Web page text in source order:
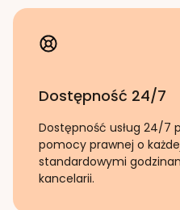
Dostępność 24/7
Dostępność usług 24/7
pomocy prawnej o
standardowymi
kancelarii.